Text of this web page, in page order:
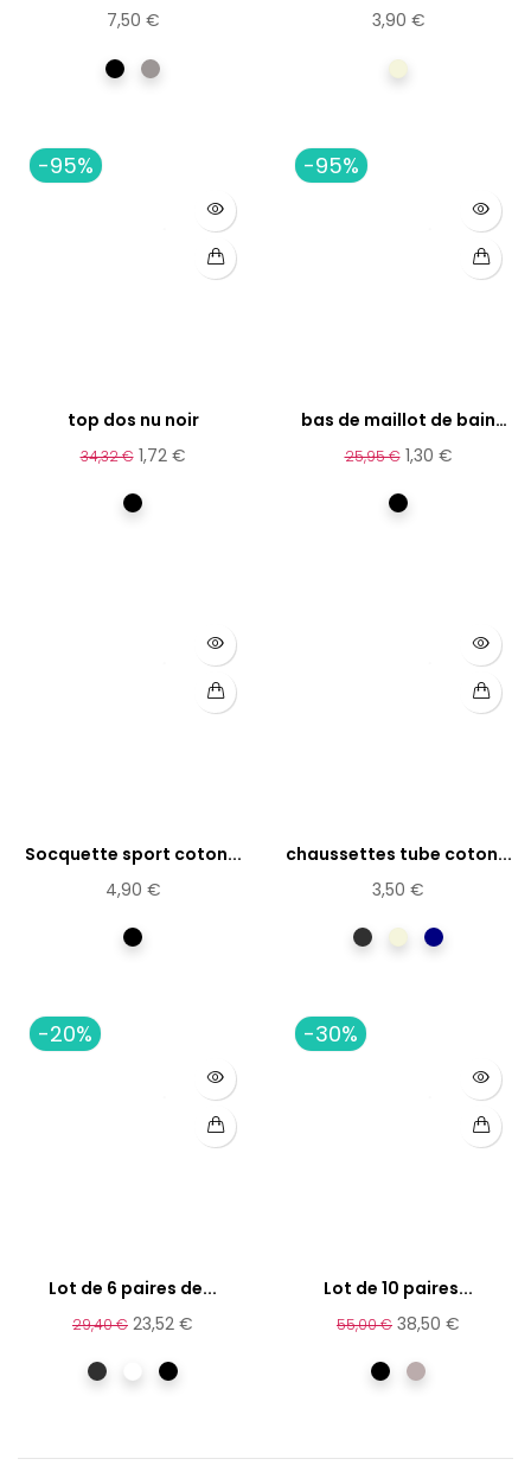
deniers
7,50 €
Noir vison
bas...
3,90 €
Beige
-95%
top dos nu noir
34,32 € 1,72 €
Noir
-95%
bas de maillot de bain
noir
25,95 € 1,30 €
Noir
Socquette sport coton...
4,90 €
Noir
chaussettes tube coton...
3,50 €
anthracite
BeigeMarine
-20%
Lot de 6 paires de...
29,40 € 23,52 €
anthracite
AssortiNoir
-30%
Lot de 10 paires...
55,00 € 38,50 €
Noir Tourterelle